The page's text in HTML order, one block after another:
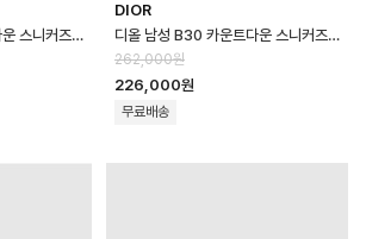
디올 남성 B30 카운트다운 스니커즈 - Dior Mens B30 Countdown Sho…
DIOR
디올 남성 B30 카운트다운 스니커즈 - Dior Mens B30 Countdown Sho…
262,000원
226,000원
무료배송